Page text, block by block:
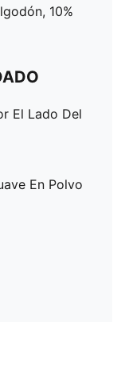
10%
El Lado Del
En Polvo